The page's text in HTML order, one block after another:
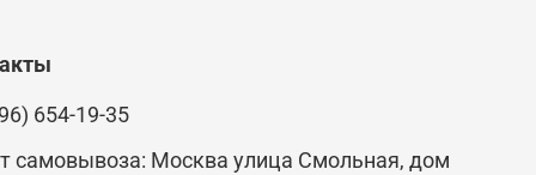
654-19-35
самовывоза: Москва улица Смольная, дом